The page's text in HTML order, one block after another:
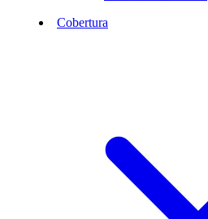
Cobertura